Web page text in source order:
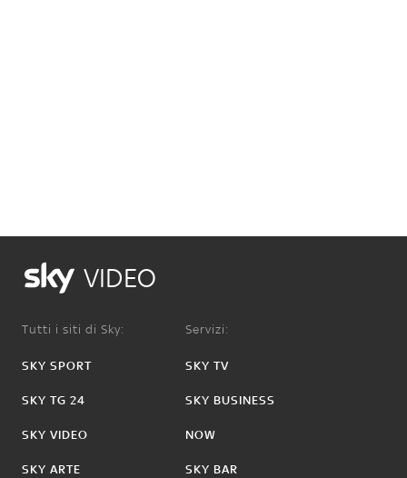
VIDEO
Tutti i siti di Sky:
SKY SPORT
SKY TG 24
SKY VIDEO
SKY ARTE
Servizi:
SKY TV
SKY BUSINESS
NOW
SKY BAR